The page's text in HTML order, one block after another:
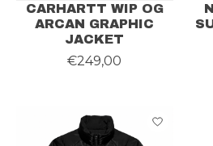
CARHARTT WIP OG
ARCAN GRAPHIC
JACKET
€249,00